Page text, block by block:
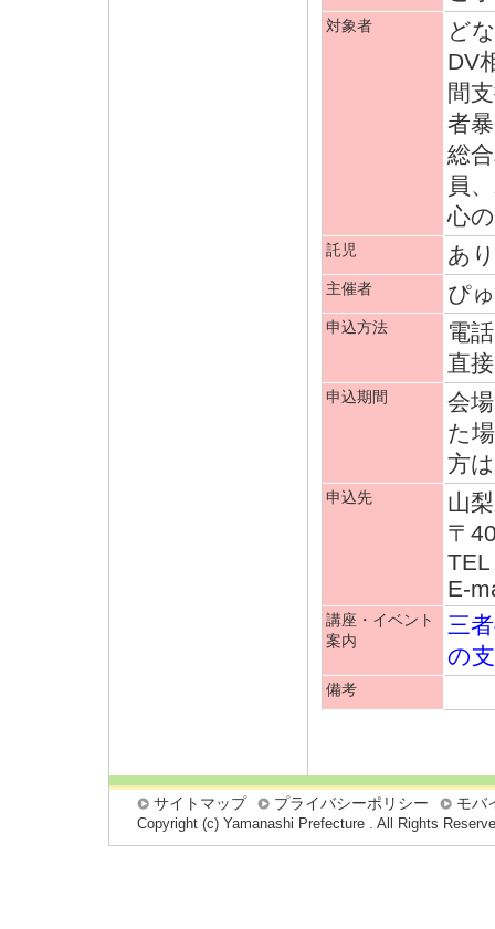
対象者
ど
DV
間
者
総
員
心
託児 あ
主催者 ぴ
申込方法
電
直
申込期間
会
た
方
申込先
山
〒
E-
講座・イベント
案内
三
の
備考
サイトマップ プライバシーポリシー モバ
Copyright (c) Yamanashi Prefecture . All Rights